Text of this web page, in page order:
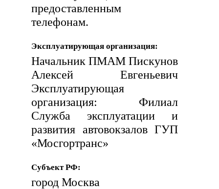
предоставленным
телефонам.
Эксплуатирующая организация:
Начальник ПМАМ Пискунов
Алексей Евгеньевич
Эксплуатирующая
организация: Филиал
Служба эксплуатации и
развития автовокзалов ГУП
«Мосгортранс»
Субъект РФ:
город Москва